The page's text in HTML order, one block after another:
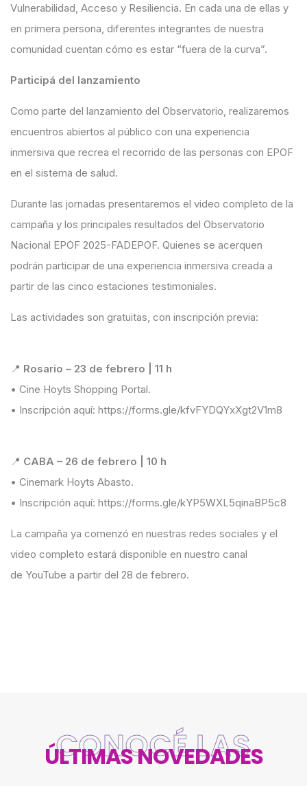
Vulnerabilidad, Acceso y Resiliencia. En cada una de ellas y
en primera persona, diferentes integrantes de nuestra
comunidad cuentan cómo es estar “fuera de la curva”.
Participá del lanzamiento
Como parte del lanzamiento del Observatorio, realizaremos
encuentros abiertos al público con una experiencia
inmersiva que recrea el recorrido de las personas con EPOF
en el sistema de salud.
Durante las jornadas presentaremos el video completo de la
campaña y los principales resultados del Observatorio
Nacional EPOF 2025-FADEPOF. Quienes se acerquen
podrán participar de una experiencia inmersiva creada a
partir de las cinco estaciones testimoniales.
Las actividades son gratuitas, con inscripción previa:
📍 Rosario – 23 de febrero | 11 h
• Cine Hoyts Shopping Portal.
• Inscripción aquí: https://forms.gle/kfvFYDQYxXgt2V1m8
📍 CABA – 26 de febrero | 10 h
• Cinemark Hoyts Abasto.
• Inscripción aquí: https://forms.gle/kYP5WXL5qinaBP5c8
La campaña ya comenzó en nuestras redes sociales y el
video completo estará disponible en nuestro canal
de YouTube a partir del 28 de febrero.
CONOCÉ LAS
ÚLTIMAS NOVEDADES